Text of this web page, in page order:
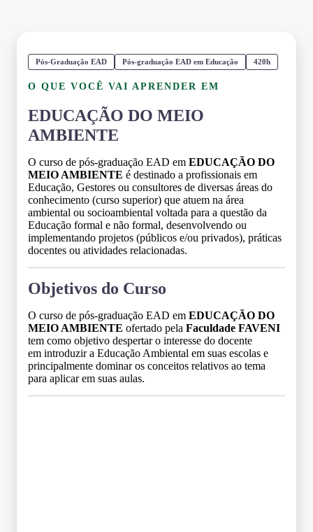
Pós-Graduação EAD Pós-graduação EAD em Educação 420h
O QUE VOCÊ VAI APRENDER EM
EDUCAÇÃO DO MEIO
AMBIENTE
O curso de pós-graduação EAD em EDUCAÇÃO DO
MEIO AMBIENTE é destinado a profissionais em
Educação, Gestores ou consultores de diversas áreas do
conhecimento (curso superior) que atuem na área
ambiental ou socioambiental voltada para a questão da
Educação formal e não formal, desenvolvendo ou
implementando projetos (públicos e/ou privados), práticas
docentes ou atividades relacionadas.
Objetivos do Curso
O curso de pós-graduação EAD em EDUCAÇÃO DO
MEIO AMBIENTE ofertado pela Faculdade FAVENI
tem como objetivo despertar o interesse do docente
em introduzir a Educação Ambiental em suas escolas e
principalmente dominar os conceitos relativos ao tema
para aplicar em suas aulas.